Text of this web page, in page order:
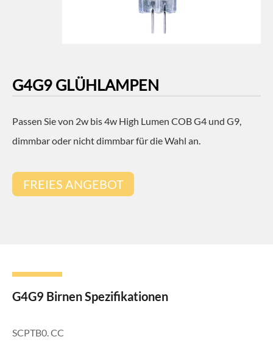
G4G9 GLÜHLAMPEN
Passen Sie von 2w bis 4w High Lumen COB G4 und G9,
dimmbar oder nicht dimmbar für die Wahl an.
FREIES ANGEBOT
G4G9 Birnen Spezifikationen
SCPTB0. CC